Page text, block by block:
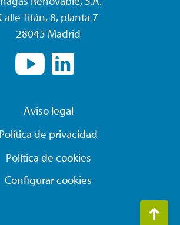
Aviso legal
Política de privacidad
Política de cookies
Configurar cookies
Titán, 8, planta 7
28045 Madrid